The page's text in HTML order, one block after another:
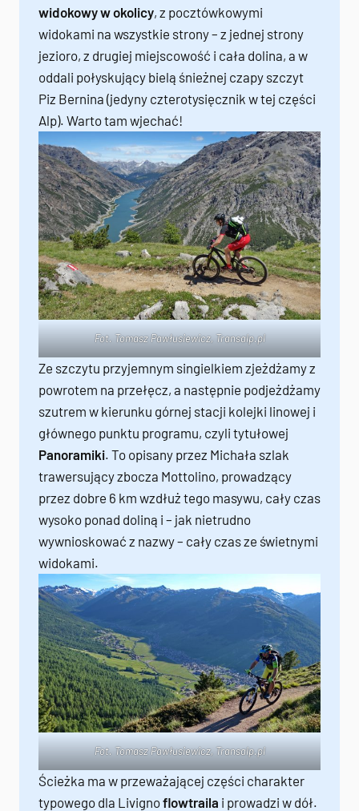
widokowy w okolicy, z pocztówkowymi
widokami na wszystkie strony – z jednej strony
jezioro, z drugiej miejscowość i cała dolina, a w
oddali połyskujący bielą śnieżnej czapy szczyt
Piz Bernina (jedyny czterotysięcznik w tej części
Alp). Warto tam wjechać!
Fot. Tomasz Pawłusiewicz, Transalp.pl
Ze szczytu przyjemnym singielkiem zjeżdżamy z
powrotem na przełęcz, a następnie podjeżdżamy
szutrem w kierunku górnej stacji kolejki linowej i
głównego punktu programu, czyli tytułowej
Panoramiki. To opisany przez Michała szlak
trawersujący zbocza Mottolino, prowadzący
przez dobre 6 km wzdłuż tego masywu, cały czas
wysoko ponad doliną i – jak nietrudno
wywnioskować z nazwy – cały czas ze świetnymi
widokami.
Fot. Tomasz Pawłusiewicz, Transalp.pl
Ścieżka ma w przeważającej części charakter
typowego dla Livignoflowtraila i prowadzi w dół.